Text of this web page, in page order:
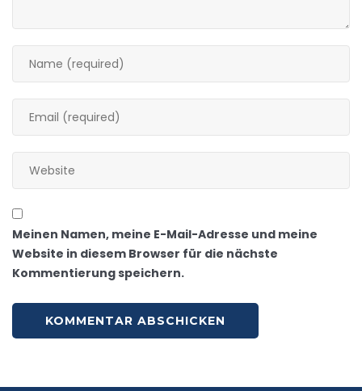
Meinen Namen, meine E-Mail-Adresse und meine
Website in diesem Browser für die nächste
Kommentierung speichern.